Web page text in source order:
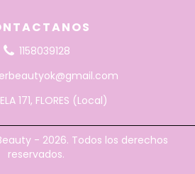
1158039128
171, FLORES (Local)
- 2026. Todos los derechos
reservados.